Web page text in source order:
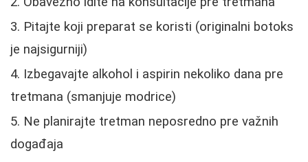
Pitajte koji preparat se koristi (originalni botoks
je najsigurniji)
Izbegavajte alkohol i aspirin nekoliko dana pre
tretmana (smanjuje modrice)
Ne planirajte tretman neposredno pre važnih
događaja